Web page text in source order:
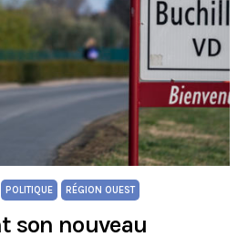
POLITIQUE RÉGION OUEST
son nouveau